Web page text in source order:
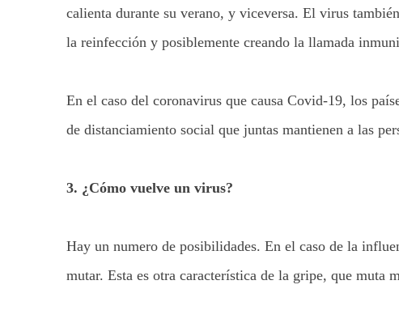
calienta durante su verano, y viceversa. El virus
la reinfección y posiblemente creando la llamada
En el caso del coronavirus que causa Covid-19, los
de distanciamiento social que juntas mantienen a las
3. ¿Cómo vuelve un virus?
Hay un numero de posibilidades. En el caso de la
mutar. Esta es otra característica de la gripe, que muta